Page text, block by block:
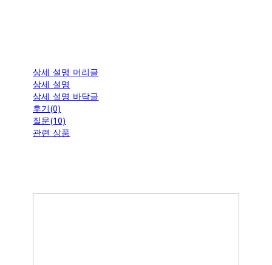
상세 설명 머리글
상세 설명
상세 설명 바닥글
후기(0)
질문(10)
관련 상품